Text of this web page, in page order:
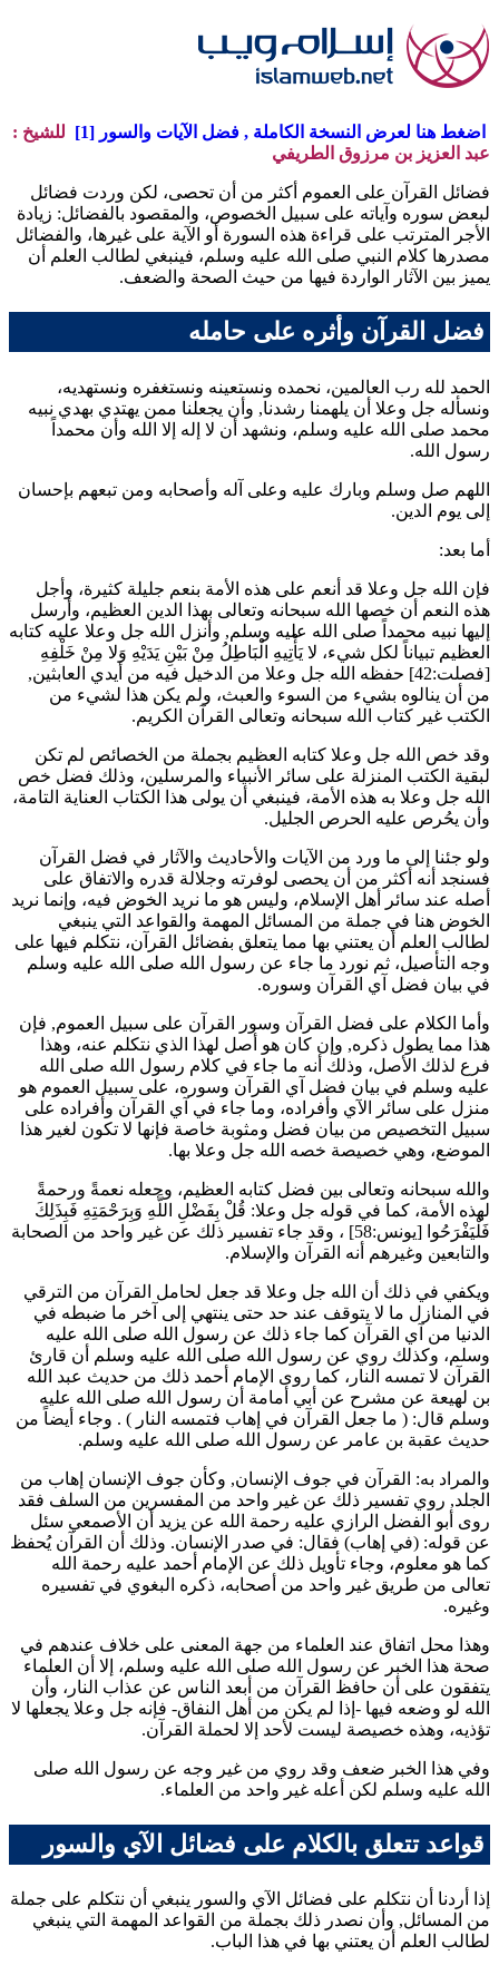
اضغط هنا لعرض النسخة الكاملة , فضل الآيات والسور [1]
للشيخ :
عبد العزيز بن مرزوق الطريفي
فضائل القرآن على العموم أكثر من أن تحصى، لكن وردت فضائل
لبعض سوره وآياته على سبيل الخصوص، والمقصود بالفضائل: زيادة
الأجر المترتب على قراءة هذه السورة أو الآية على غيرها، والفضائل
مصدرها كلام النبي صلى الله عليه وسلم، فينبغي لطالب العلم أن
يميز بين الآثار الواردة فيها من حيث الصحة والضعف.
فضل القرآن وأثره على حامله
الحمد لله رب العالمين، نحمده ونستعينه ونستغفره ونستهديه،
ونسأله جل وعلا أن يلهمنا رشدنا, وأن يجعلنا ممن يهتدي بهدي نبيه
محمد صلى الله عليه وسلم، ونشهد أن لا إله إلا الله وأن محمداً
رسول الله.
اللهم صل وسلم وبارك عليه وعلى آله وأصحابه ومن تبعهم بإحسان
إلى يوم الدين.
أما بعد:
فإن الله جل وعلا قد أنعم على هذه الأمة بنعم جليلة كثيرة، وأجل
هذه النعم أن خصها الله سبحانه وتعالى بهذا الدين العظيم، وأرسل
إليها نبيه محمداً صلى الله عليه وسلم, وأنزل الله جل وعلا عليه كتابه
العظيم تبياناً لكل شيء، لا يَأْتِيهِ الْبَاطِلُ مِنْ بَيْنِ يَدَيْهِ وَلا مِنْ خَلْفِهِ
[فصلت:42] حفظه الله جل وعلا من الدخيل فيه من أيدي العابثين,
من أن ينالوه بشيء من السوء والعبث، ولم يكن هذا لشيء من
الكتب غير كتاب الله سبحانه وتعالى القرآن الكريم.
وقد خص الله جل وعلا كتابه العظيم بجملة من الخصائص لم تكن
لبقية الكتب المنزلة على سائر الأنبياء والمرسلين، وذلك فضل خص
الله جل وعلا به هذه الأمة، فينبغي أن يولى هذا الكتاب العناية التامة،
وأن يحُرص عليه الحرص الجليل.
ولو جئنا إلى ما ورد من الآيات والأحاديث والآثار في فضل القرآن
فسنجد أنه أكثر من أن يحصى لوفرته وجلالة قدره والاتفاق على
أصله عند سائر أهل الإسلام، وليس هو ما نريد الخوض فيه، وإنما نريد
الخوض هنا في جملة من المسائل المهمة والقواعد التي ينبغي
لطالب العلم أن يعتني بها مما يتعلق بفضائل القرآن، نتكلم فيها على
وجه التأصيل، ثم نورد ما جاء عن رسول الله صلى الله عليه وسلم
في بيان فضل آي القرآن وسوره.
وأما الكلام على فضل القرآن وسور القرآن على سبيل العموم, فإن
هذا مما يطول ذكره, وإن كان هو أصل لهذا الذي نتكلم عنه، وهذا
فرع لذلك الأصل، وذلك أنه ما جاء في كلام رسول الله صلى الله
عليه وسلم في بيان فضل آي القرآن وسوره، على سبيل العموم هو
منزل على سائر الآي وأفراده، وما جاء في آي القرآن وأفراده على
سبيل التخصيص من بيان فضل ومثوبة خاصة فإنها لا تكون لغير هذا
الموضع، وهي خصيصة خصه الله جل وعلا بها.
والله سبحانه وتعالى بين فضل كتابه العظيم، وجعله نعمةً ورحمةً
لهذه الأمة، كما في قوله جل وعلا: قُلْ بِفَضْلِ اللَّهِ وَبِرَحْمَتِهِ فَبِذَلِكَ
فَلْيَفْرَحُوا
[يونس:58] ، وقد جاء تفسير ذلك عن غير واحد من الصحابة
والتابعين وغيرهم أنه القرآن والإسلام.
ويكفي في ذلك أن الله جل وعلا قد جعل لحامل القرآن من الترقي
في المنازل ما لا يتوقف عند حد حتى ينتهي إلى آخر ما ضبطه في
الدنيا من آي القرآن كما جاء ذلك عن رسول الله صلى الله عليه
وسلم، وكذلك روي عن رسول الله صلى الله عليه وسلم أن قارئ
القرآن لا تمسه النار، كما روى الإمام أحمد ذلك من حديث عبد الله
بن لهيعة عن مشرح عن أبي أمامة أن رسول الله صلى الله عليه
وسلم قال: ( ما جعل القرآن في إهاب فتمسه النار ) . وجاء أيضاً من
حديث عقبة بن عامر عن رسول الله صلى الله عليه وسلم.
والمراد به: القرآن في جوف الإنسان, وكأن جوف الإنسان إهاب من
الجلد, روي تفسير ذلك عن غير واحد من المفسرين من السلف فقد
روى أبو الفضل الرازي عليه رحمة الله عن يزيد أن الأصمعي سئل
عن قوله: (في إهاب) فقال: في صدر الإنسان. وذلك أن القرآن يُحفظ
كما هو معلوم، وجاء تأويل ذلك عن الإمام أحمد عليه رحمة الله
تعالى من طريق غير واحد من أصحابه، ذكره البغوي في تفسيره
وغيره.
وهذا محل اتفاق عند العلماء من جهة المعنى على خلاف عندهم في
صحة هذا الخبر عن رسول الله صلى الله عليه وسلم، إلا أن العلماء
يتفقون على أن حافظ القرآن من أبعد الناس عن عذاب النار، وأن
الله لو وضعه فيها -إذا لم يكن من أهل النفاق- فإنه جل وعلا يجعلها لا
تؤذيه، وهذه خصيصة ليست لأحد إلا لحملة القرآن.
وفي هذا الخبر ضعف وقد روي من غير وجه عن رسول الله صلى
الله عليه وسلم لكن أعله غير واحد من العلماء.
قواعد تتعلق بالكلام على فضائل الآي والسور
إذا أردنا أن نتكلم على فضائل الآي والسور ينبغي أن نتكلم على جملة
من المسائل, وأن نصدر ذلك بجملة من القواعد المهمة التي ينبغي
لطالب العلم أن يعتني بها في هذا الباب.